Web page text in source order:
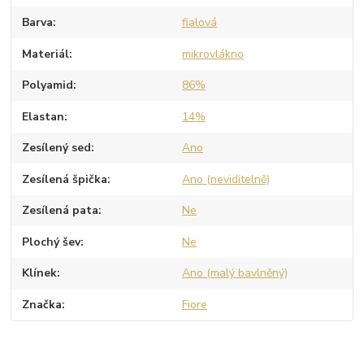
Barva fialová
Materiál mikrovlákno
Polyamid 86%
Elastan 14%
Zesílený sed Ano
Zesílená špička Ano (neviditelně)
Zesílená pata Ne
Plochý šev Ne
Klínek Ano (malý bavlněný)
Značka Fiore